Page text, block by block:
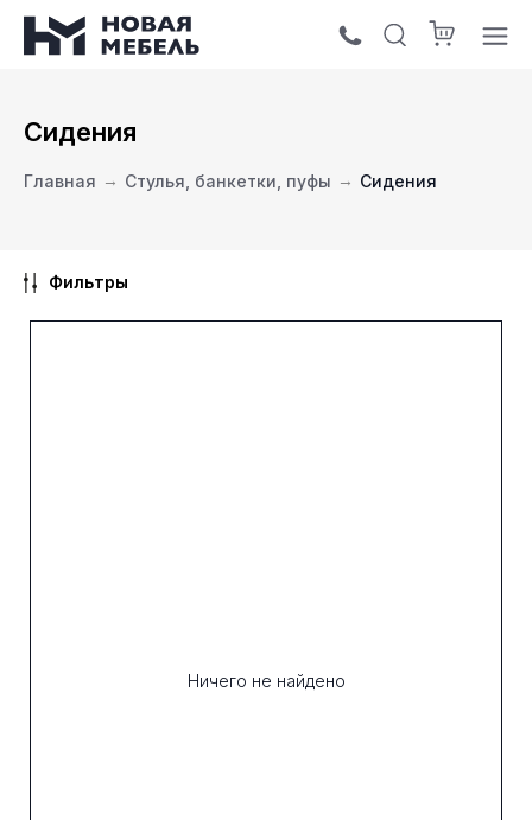
Сидения
Главная → Стулья, банкетки, пуфы → Сидения
Фильтры
Ничего не найдено